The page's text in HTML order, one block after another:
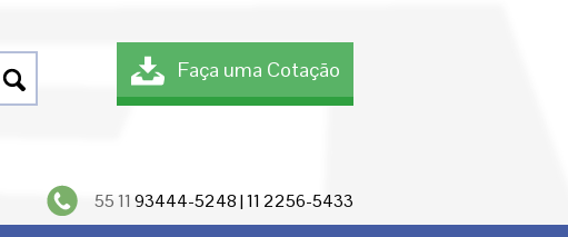
Faça uma Cotação
55 11 93444-5248 | 11 2256-5433